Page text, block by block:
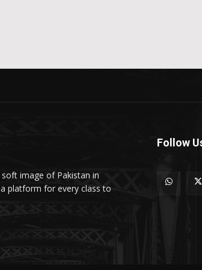
image of Pakistan in
platform for every class to
Follow